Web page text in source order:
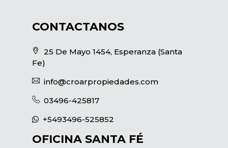
CONTACTANOS
25 De Mayo 1454, Esperanza (Santa
Fe)
info@croarpropiedades.com
03496-425817
+5493496-525852
OFICINA SANTA FÉ